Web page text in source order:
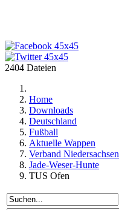
2404 Dateien
Home
Downloads
Deutschland
Fußball
Aktuelle Wappen
Verband Niedersachsen
Jade-Weser-Hunte
TUS Ofen